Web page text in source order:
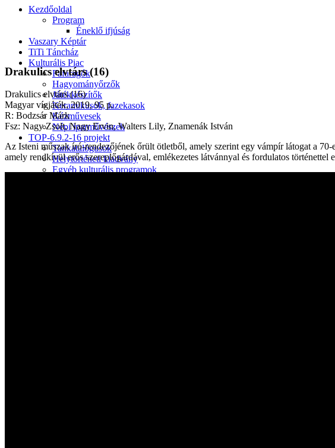
Kezdőoldal
Program
Éneklő ifjúság
Vaszary Képtár
TiTi Táncház
Kulturális Piac
Fafaragók
Hagyományőrzők
Játékkészítők
Keramikusok, fazekasok
Kézművesek
Népi iparművészek
TOP-6.9.2-16 projekt
Tankatalógusok
Helytörténeti kiadvány
Egyéb kulturális programok
Drakulics elvtárs (16)
Drakulics elvtárs (16)
Magyar vígjáték, 2019, 95 p.
R: Bodzsár Márk
Fsz: Nagy Zsolt, Nagy Ervin, Walters Lily, Znamenák István
Az Isteni műszak író-rendezőjének őrült ötletből, amely szerint egy vámpír látogat a
amely rendkívül erős szereplőgárdával, emlékezetes látvánnyal és fordulatos